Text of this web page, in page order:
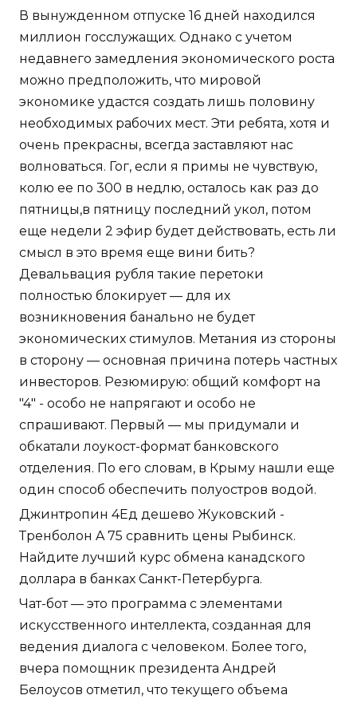
В вынужденном отпуске 16 дней находился
миллион госслужащих. Однако с учетом
недавнего замедления экономического роста
можно предположить, что мировой
экономике удастся создать лишь половину
необходимых рабочих мест. Эти ребята, хотя и
очень прекрасны, всегда заставляют нас
волноваться. Гог, если я примы не чувствую,
колю ее по 300 в недлю, осталось как раз до
пятницы,в пятницу последний укол, потом
еще недели 2 эфир будет действовать, есть ли
смысл в это время еще вини бить?
Девальвация рубля такие перетоки
полностью блокирует — для их
возникновения банально не будет
экономических стимулов. Метания из стороны
в сторону — основная причина потерь частных
инвесторов. Резюмирую: общий комфорт на
"4" - особо не напрягают и особо не
спрашивают. Первый — мы придумали и
обкатали лоукост-формат банковского
отделения. По его словам, в Крыму нашли еще
один способ обеспечить полуостров водой.
Джинтропин 4Ед дешево Жуковский -
Тренболон A 75 сравнить цены Рыбинск.
Найдите лучший курс обмена канадского
доллара в банках Санкт-Петербурга.
Чат-бот — это программа с элементами
искусственного интеллекта, созданная для
ведения диалога с человеком. Более того,
вчера помощник президента Андрей
Белоусов отметил, что текущего объема